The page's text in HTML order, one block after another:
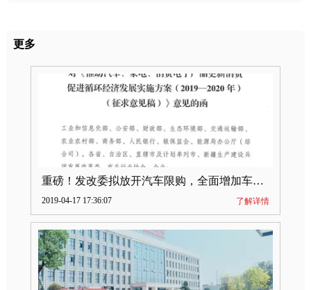
更多
重磅！发改委拟放开汽车限购，全面增加车牌指标
2019-04-17 17:36:07 了解详情